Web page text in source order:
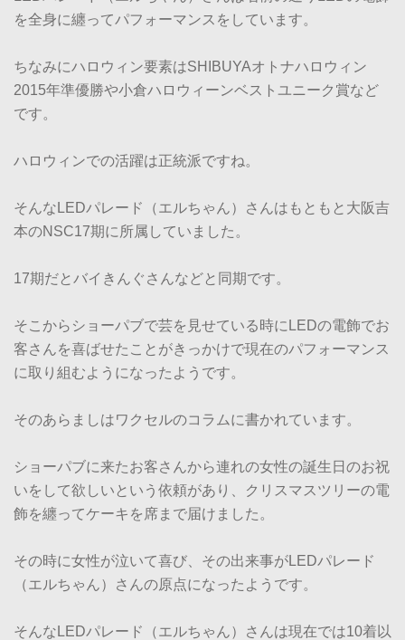
を全身に纏ってパフォーマンスをしています。
ちなみにハロウィン要素はSHIBUYAオトナハロウィン
2015年準優勝や小倉ハロウィーンベストユニーク賞など
です。
ハロウィンでの活躍は正統派ですね。
そんなLEDパレード（エルちゃん）さんはもともと大阪吉
本のNSC17期に所属していました。
17期だとバイきんぐさんなどと同期です。
そこからショーパブで芸を見せている時にLEDの電飾でお
客さんを喜ばせたことがきっかけで現在のパフォーマンス
に取り組むようになったようです。
そのあらましはワクセルのコラムに書かれています。
ショーパブに来たお客さんから連れの女性の誕生日のお祝
いをして欲しいという依頼があり、クリスマスツリーの電
飾を纏ってケーキを席まで届けました。
その時に女性が泣いて喜び、その出来事がLEDパレード
（エルちゃん）さんの原点になったようです。
そんなLEDパレード（エルちゃん）さんは現在では10着以